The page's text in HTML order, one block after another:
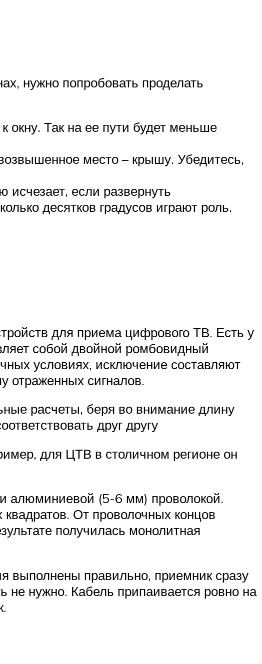
нужно попробовать проделать
окну. Так на ее пути будет меньше
место – крышу. Убедитесь,
если развернуть
десятков градусов играют роль.
для приема цифрового ТВ. Есть у
собой двойной ромбовидный
условиях, исключение составляют
отраженных сигналов.
расчеты, беря во внимание длину
друг другу
для ЦТВ в столичном регионе он
алюминиевой (5-6 мм) проволокой.
квадратов. От проволочных концов
получилась монолитная
выполнены правильно, приемник сразу
не нужно. Кабель припаивается ровно на